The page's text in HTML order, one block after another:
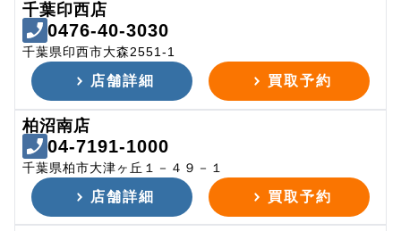
千葉印西店
0476-40-3030
千葉県印西市大森2551-1
店舗詳細 買取予約
柏沼南店
04-7191-1000
千葉県柏市大津ヶ丘１－４９－１
店舗詳細 買取予約